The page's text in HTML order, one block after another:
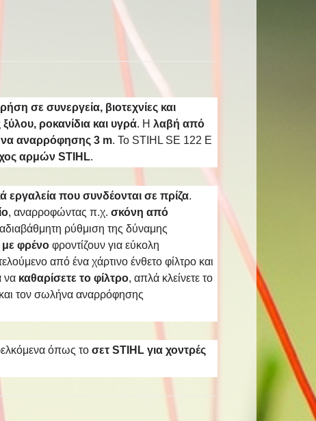
σε συνεργεία, βιοτεχνίες και
ροκανίδια και υγρά. Η λαβή από
αναρρόφησης 3 m. Το STIHL SE 122 E
αρμών STIHL.
εργαλεία που συνδέονται σε πρίζα.
, αναρροφώντας π.χ. σκόνη από
ρύθμιση της δύναμης
με φρένο φροντίζουν για εύκολη
από ένα χάρτινο ένθετο φίλτρο και
να καθαρίσετε το φίλτρο, απλά κλείνετε το
τον σωλήνα αναρρόφησης
όπως το σετ STIHL για χοντρές